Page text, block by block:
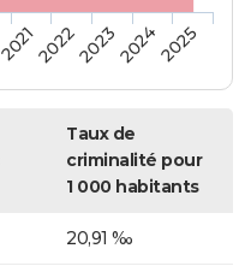
20212022202320242025
Taux de
criminalité pour
1 000 habitants
20,91 ‰